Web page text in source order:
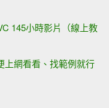
145小時影片（線上教
上網看看、找範例就行